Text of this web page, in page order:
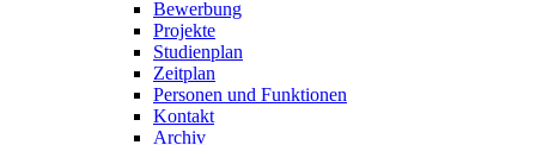
Bewerbung
Projekte
Studienplan
Zeitplan
Personen und Funktionen
Kontakt
Archiv